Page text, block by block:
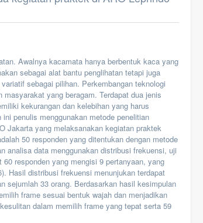
Awalnya kacamata hanya berbentuk kaca yang
sebagai alat bantu penglihatan tetapi juga
sebagai pilihan. Perkembangan teknologi
yang beragam. Terdapat dua jenis
kekurangan dan kelebihan yang harus
penulis menggunakan metode penelitian
Jakarta yang melaksanakan kegiatan praktek
50 responden yang ditentukan dengan metode
analisa data menggunakan distribusi frekuensi, uji
responden yang mengisi 9 pertanyaan, yang
Hasil distribusi frekuensi menunjukan terdapat
sejumlah 33 orang. Berdasarkan hasil kesimpulan
frame sesuai bentuk wajah dan menjadikan
dalam memilih frame yang tepat serta 59